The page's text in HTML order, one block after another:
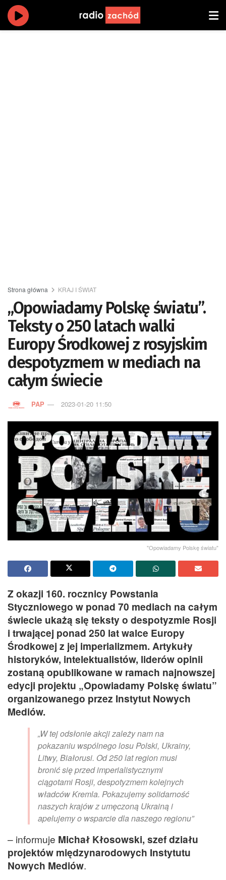
Strona główna KRAJ I ŚWIAT
„Opowiadamy Polskę światu”.
Teksty o 250 latach walki
Europy Środkowej z rosyjskim
despotyzmem w mediach na
całym świecie
PAP 2023-01-20 11:50
"Opowiadamy Polskę światu"
Z okazji 160. rocznicy Powstania
Styczniowego w ponad 70 mediach na całym
świecie ukażą się teksty o despotyzmie Rosji
i trwającej ponad 250 lat walce Europy
Środkowej z jej imperializmem. Artykuły
historyków, intelektualistów, liderów opinii
zostaną opublikowane w ramach najnowszej
edycji projektu „Opowiadamy Polskę światu”
organizowanego przez Instytut Nowych
Mediów.
„W tej odsłonie akcji zależy nam na
pokazaniu wspólnego losu Polski, Ukrainy,
Litwy, Białorusi. Od 250 lat region musi
bronić się przed imperialistycznymi
ciągotami Rosji, despotyzmem kolejnych
władców Kremla. Pokazujemy solidarność
naszych krajów z umęczoną Ukrainą i
apelujemy o wsparcie dla naszego regionu”
– informuje Michał Kłosowski, szef działu
projektów międzynarodowych Instytutu
Nowych Mediów.